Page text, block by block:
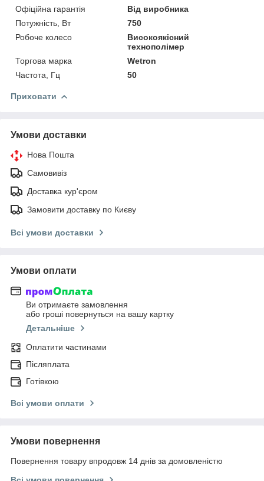
Офіційна гарантія
Від виробника
Потужність, Вт
750
Робоче колесо
Високоякісний
технополімер
Торгова марка
Wetron
Частота, Гц
50
Приховати
Умови доставки
Нова Пошта
Самовивіз
Доставка кур'єром
Замовити доставку по Києву
Всі умови доставки
Умови оплати
Ви отримаєте замовлення
або гроші повернуться на вашу картку
Детальніше
Оплатити частинами
Післяплата
Готівкою
Всі умови оплати
Умови повернення
Повернення товару впродовж 14 днів за домовленістю